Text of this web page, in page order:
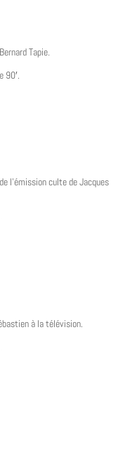
Tapie.
90′.
l’émission culte de Jacques
à la télévision.